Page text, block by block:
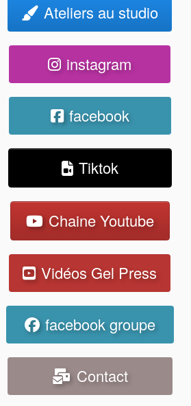
Ateliers au studio
instagram
facebook
Tiktok
Chaine Youtube
Vidéos Gel Press
facebook groupe
Contact